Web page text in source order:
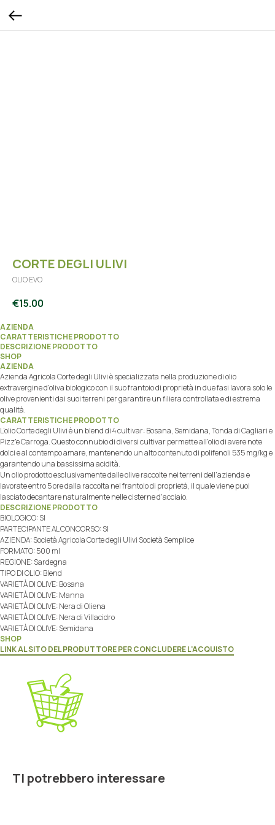
CORTE DEGLI ULIVI
OLIO EVO
€15.00
AZIENDA
CARATTERISTICHE PRODOTTO
DESCRIZIONE PRODOTTO
SHOP
AZIENDA
Azienda Agricola Corte degli Ulivi è specializzata nella produzione di olio
extravergine d'oliva biologico con il suo frantoio di proprietà in due fasi lavora solo le
olive provenienti dai suoi terreni per garantire un filiera controllata e di estrema
qualità.
CARATTERISTICHE PRODOTTO
L'olio Corte degli Ulivi è un blend di 4 cultivar: Bosana, Semidana, Tonda di Cagliari e
Pizz'e Carroga. Questo connubio di diversi cultivar permette all'olio di avere note
dolci e al contempo amare, mantenendo un alto contenuto di polifenoli 535 mg/kg e
garantendo una bassissima acidità.
Un olio prodotto esclusivamente dalle olive raccolte nei terreni dell'azienda e
lavorate entro 5 ore dalla raccolta nel frantoio di proprietà, il quale viene puoi
lasciato decantare naturalmente nelle cisterne d'acciaio.
DESCRIZIONE PRODOTTO
BIOLOGICO: SI
PARTECIPANTE AL CONCORSO: SI
AZIENDA: Società Agricola Corte degli Ulivi Società Semplice
FORMATO: 500 ml
REGIONE: Sardegna
TIPO DI OLIO: Blend
VARIETÀ DI OLIVE: Bosana
VARIETÀ DI OLIVE: Manna
VARIETÀ DI OLIVE: Nera di Oliena
VARIETÀ DI OLIVE: Nera di Villacidro
VARIETÀ DI OLIVE: Semidana
SHOP
LINK AL SITO DEL PRODUTTORE PER CONCLUDERE L'ACQUISTO
TI potrebbero interessare